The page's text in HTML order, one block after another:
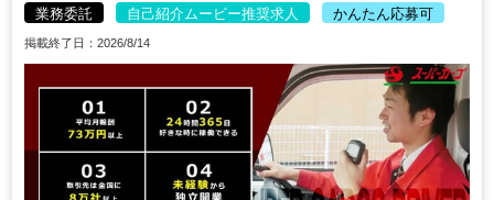
業務委託 自己紹介ムービー推奨求人 かんたん応募可
掲載終了日：2026/8/14